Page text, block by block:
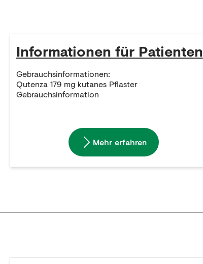
Informationen für Patienten
Gebrauchsinformationen:
Qutenza 179 mg kutanes Pflaster
Gebrauchsinformation
Mehr erfahren